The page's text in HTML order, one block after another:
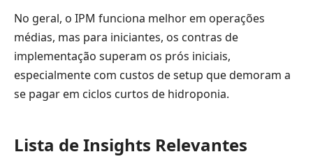
No geral, o IPM funciona melhor em operações
médias, mas para iniciantes, os contras de
implementação superam os prós iniciais,
especialmente com custos de setup que demoram a
se pagar em ciclos curtos de hidroponia.
Lista de Insights Relevantes